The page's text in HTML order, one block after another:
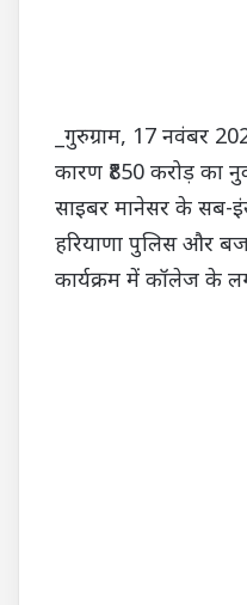
_गुरुग्राम, 17 नवंबर
कारण ₹850 करोड़ का
साइबर मानेसर के सब-
हरियाणा पुलिस और
कार्यक्रम में कॉलेज के